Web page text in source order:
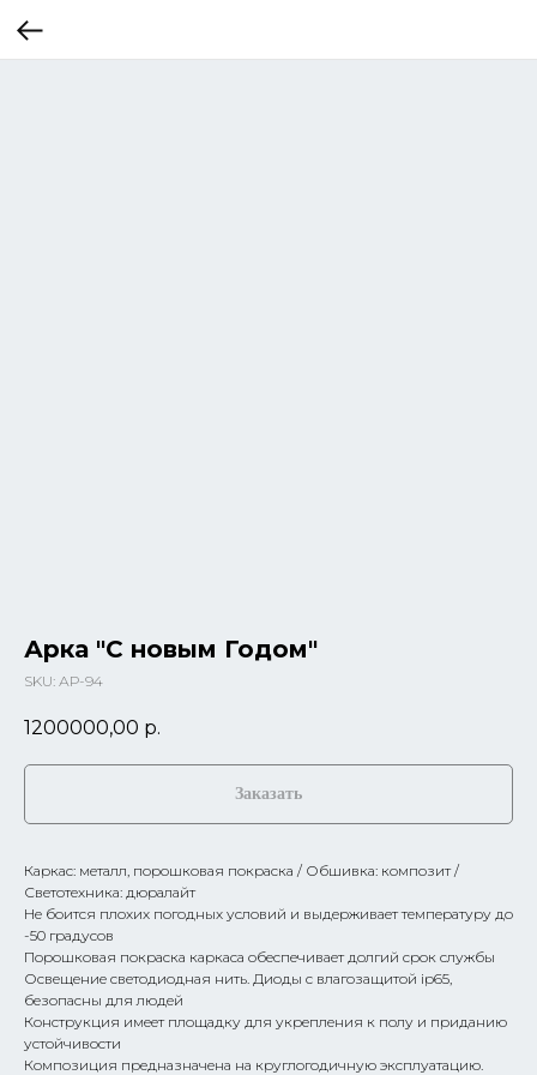
Арка "С новым Годом"
SKU: АР-94
1200000,00 р.
Заказать
Каркас: металл, порошковая покраска / Обшивка: композит /
Светотехника: дюралайт
Не боится плохих погодных условий и выдерживает температуру до
-50 градусов
Порошковая покраска каркаса обеспечивает долгий срок службы
Освещение светодиодная нить. Диоды с влагозащитой ip65,
безопасны для людей
Конструкция имеет площадку для укрепления к полу и приданию
устойчивости
Композиция предназначена на круглогодичную эксплуатацию.